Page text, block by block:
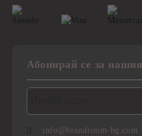
Абонирай се за
info@brandroom-bg.com